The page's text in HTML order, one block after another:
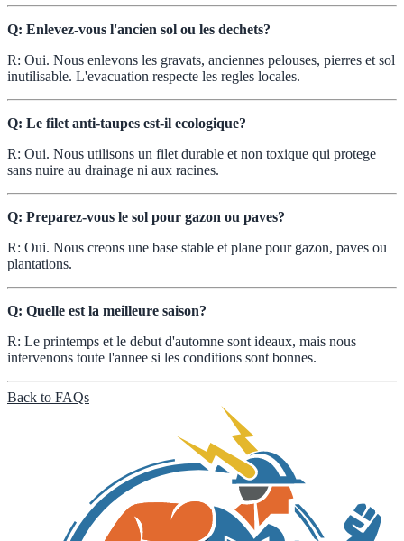
Q: Enlevez-vous l'ancien sol ou les dechets?
R: Oui. Nous enlevons les gravats, anciennes pelouses, pierres et sol
inutilisable. L'evacuation respecte les regles locales.
Q: Le filet anti-taupes est-il ecologique?
R: Oui. Nous utilisons un filet durable et non toxique qui protege
sans nuire au drainage ni aux racines.
Q: Preparez-vous le sol pour gazon ou paves?
R: Oui. Nous creons une base stable et plane pour gazon, paves ou
plantations.
Q: Quelle est la meilleure saison?
R: Le printemps et le debut d'automne sont ideaux, mais nous
intervenons toute l'annee si les conditions sont bonnes.
Back to FAQs